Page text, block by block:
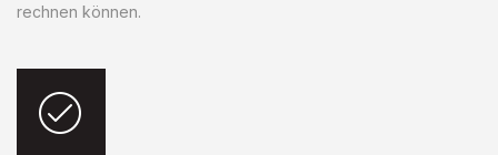
rechnen können.